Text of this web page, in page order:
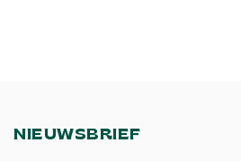
NIEUWSBRIEF